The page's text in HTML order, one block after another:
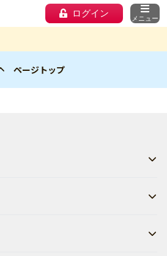
ログイン メニュー
ページトップ